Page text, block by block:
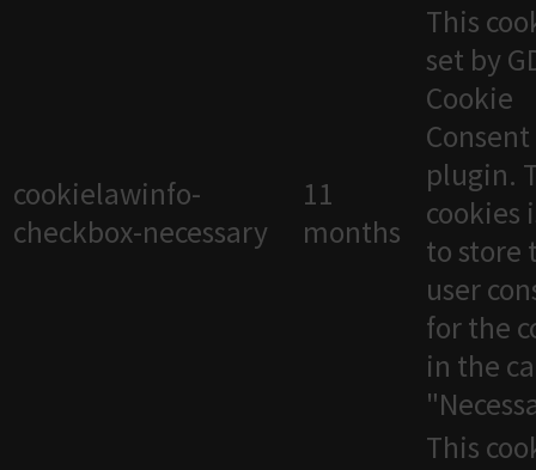
cookielawinfo-
checkbox-necessary
11
months
This
set by
Cookie
Consent
plugin.
cookies
to store
user
for the
in the
This